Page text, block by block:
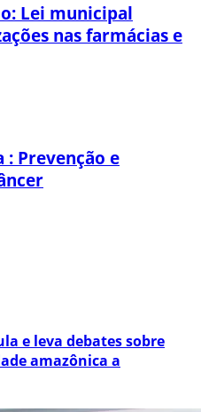
Lei municipal
nas farmácias e
: Prevenção e
e leva debates sobre
amazônica a